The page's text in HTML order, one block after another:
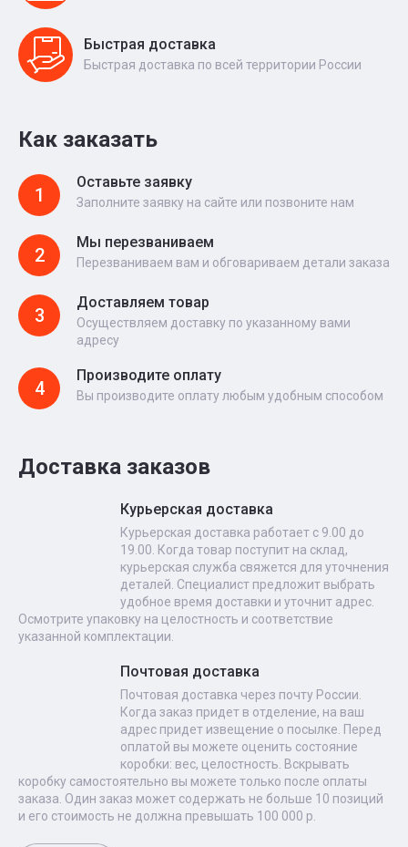
Быстрая доставка
Быстрая доставка по всей территории России
Как заказать
1
Оставьте заявку
Заполните заявку на сайте или позвоните нам
2
Мы перезваниваем
Перезваниваем вам и обговариваем детали заказа
3
Доставляем товар
Осуществляем доставку по указанному вами
адресу
4
Производите оплату
Вы производите оплату любым удобным способом
Доставка заказов
Курьерская доставка
Курьерская доставка работает с 9.00 до
19.00. Когда товар поступит на склад,
курьерская служба свяжется для уточнения
деталей. Специалист предложит выбрать
удобное время доставки и уточнит адрес.
Осмотрите упаковку на целостность и соответствие
указанной комплектации.
Почтовая доставка
Почтовая доставка через почту России.
Когда заказ придет в отделение, на ваш
адрес придет извещение о посылке. Перед
оплатой вы можете оценить состояние
коробки: вес, целостность. Вскрывать
коробку самостоятельно вы можете только после оплаты
заказа. Один заказ может содержать не больше 10 позиций
и его стоимость не должна превышать 100 000 р.